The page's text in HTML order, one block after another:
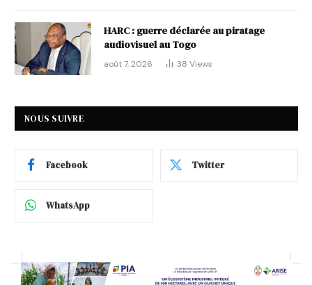
HARC : guerre déclarée au piratage
audiovisuel au Togo
août 7, 2026 38 Views
NOUS SUIVRE
Facebook Twitter
WhatsApp